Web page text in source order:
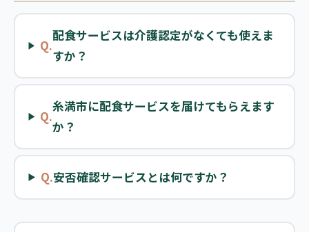
Q.
配食サービスは介護認定がなくても使えま
すか？
Q.
糸満市に配食サービスを届けてもらえます
か？
Q.安否確認サービスとは何ですか？